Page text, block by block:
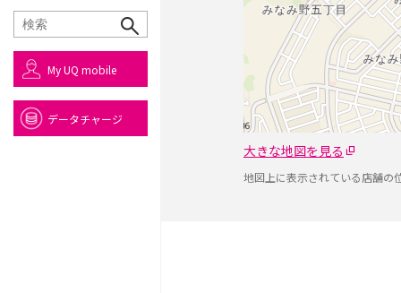
大きな地図を見る
地図上に表示されている店舗の
My UQ mobile
データチャージ